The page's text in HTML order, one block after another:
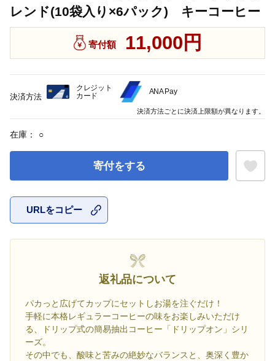
レンド(10袋入り×6パック) キーコーヒー
寄付額 11,000円
在庫： ○
寄付をする
URLをコピー
返礼品について
パカっと広げてカップにセットしお湯を注ぐだけ！
手軽に本格レギュラーコーヒーの味をお楽しみいただけ
る、ドリップ式の簡易抽出コーヒー「ドリップオン」シリ
ーズ。
その中でも、酸味と苦みの絶妙なバランスと、奥深く豊か
決済方法
クレジット
カード
ANA Pay
決済方法ごとに決済上限額が異なります。